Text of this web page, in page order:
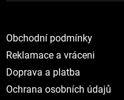
Obchodní podmínky
Reklamace a vráceni
Doprava a platba
Ochrana osobních údajů